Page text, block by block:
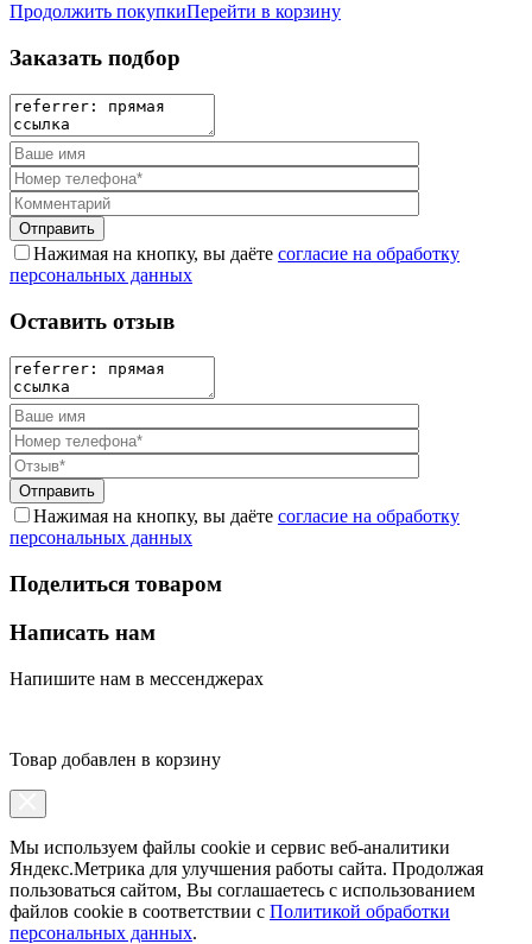
Продолжить покупкиПерейти в корзину
Заказать подбор
Нажимая на кнопку, вы даёте согласие на обработку
персональных данных
Оставить отзыв
Нажимая на кнопку, вы даёте согласие на обработку
персональных данных
Поделиться товаром
Написать нам
Напишите нам в мессенджерах
Товар добавлен в корзину
Мы используем файлы cookie и сервис веб-аналитики
Яндекс.Метрика для улучшения работы сайта. Продолжая
пользоваться сайтом, Вы соглашаетесь с использованием
файлов cookie в соответствии с Политикой обработки
персональных данных.